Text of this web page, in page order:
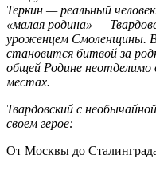
Теркин — реальный
«малая родина» —
уроженцем Смоленщины.
становится битвой за
общей Родине
местах.
Твардовский с
своем герое:
От Москвы до